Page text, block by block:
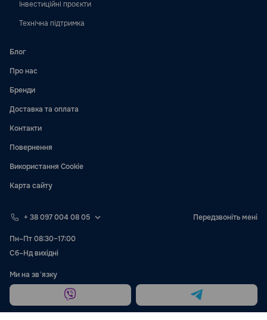
Інвестиційні проєкти
Технічна підтримка
Блог
Про нас
Бренди
Доставка та оплата
Контакти
Повернення
Використання Cookie
Карта сайту
+ 38 097 004 08 05 Передзвоніть мені
Пн–Пт 08:30–17:00
Сб–Нд вихідні
Ми на звʼязку